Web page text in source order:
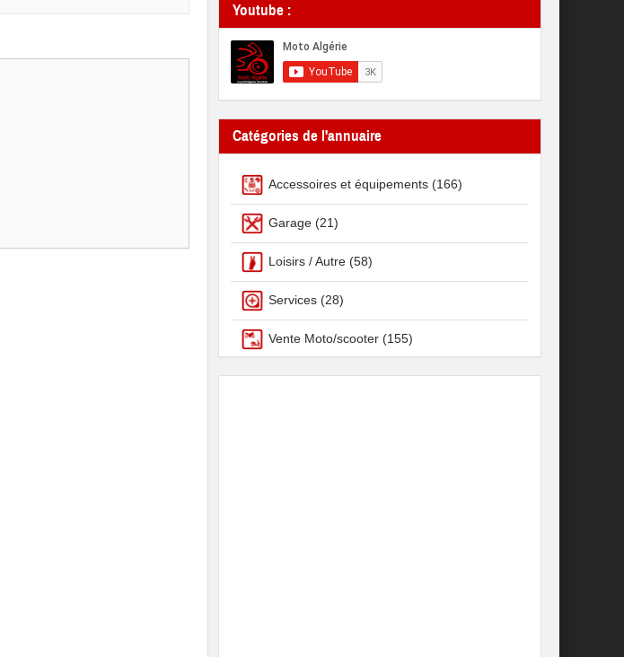
Youtube :
Catégories de l'annuaire
Accessoires et équipements (166)
Garage (21)
Loisirs / Autre (58)
Services (28)
Vente Moto/scooter (155)